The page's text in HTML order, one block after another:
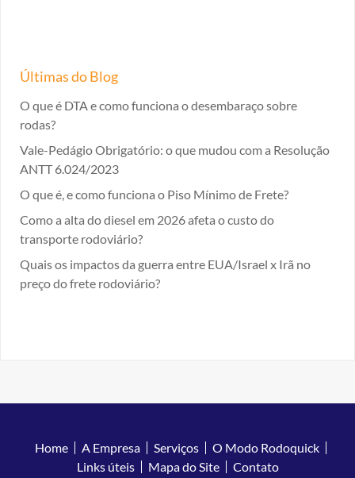
Últimas do Blog
O que é DTA e como funciona o desembaraço sobre
rodas?
Vale-Pedágio Obrigatório: o que mudou com a Resolução
ANTT 6.024/2023
O que é, e como funciona o Piso Mínimo de Frete?
Como a alta do diesel em 2026 afeta o custo do
transporte rodoviário?
Quais os impactos da guerra entre EUA/Israel x Irã no
preço do frete rodoviário?
Home A Empresa Serviços
O Modo Rodoquick
Links úteis
Mapa do Site Contato